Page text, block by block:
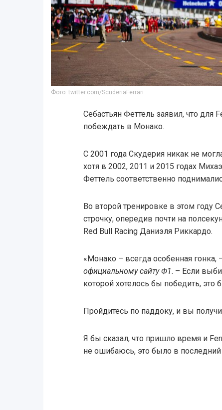
Фото: twitter.com/ScuderiaFerrari
Себастьян Феттель заявил, что для
побеждать в Монако.
С 2001 года Скудерия никак не
хотя в 2002, 2011 и 2015 годах
Феттель соответственно
Во второй тренировке в этом году
строчку, опередив почти на
Red Bull Racing Даниэля Риккардо.
«Монако – всегда особенная
официальному сайту Ф1. – Если
которой хотелось бы победить,
Пройдитесь по паддоку, и вы
Я бы сказал, что пришло время и
не ошибаюсь, это было в последний